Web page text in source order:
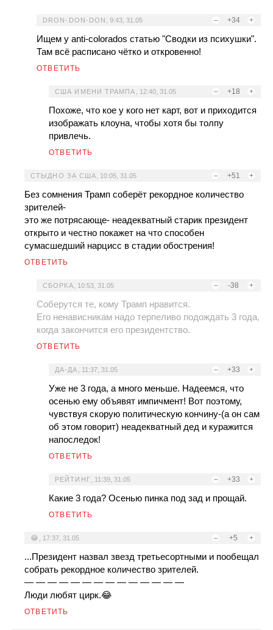
– +34 +
DRON-DON-DON ,9:43, 31.05
Ищем у anti-colorados статью "Сводки из психушки".
Там всё расписано чётко и откровенно!
ОТВЕТИТЬ
– +18 +
США ИМЕНИ ТРАМПА 12:40, 31.05
Похоже, что кое у кого нет карт, вот и приходится
изображать клоуна, чтобы хотя бы толпу
привлечь.
ОТВЕТИТЬ
– +51 +
СТЫДНО ЗА США 10:05, 31.05
Без сомнения Трамп соберёт рекордное количество
зрителей-
это же потрясающе- неадекватный старик президент
открыто и честно покажет на что способен
сумасшедший нарцисс в стадии обострения!
ОТВЕТИТЬ
– -38 +
СБОРКА 10:53, 31.05
Соберутся те, кому Трамп нравится.
Его ненависникам надо терпеливо подождать 3 года,
когда закончится его президентство.
ОТВЕТИТЬ
– +33 +
ДА-ДА 11:37, 31.05
Уже не 3 года, а много меньше. Надеемся, что
осенью ему объявят импичмент! Вот поэтому,
чувствуя скорую политическую кончину-(а он сам
об этом говорит) неадекватный дед и куражится
напоследок!
ОТВЕТИТЬ
– +33 +
РЕЙТИНГ 11:39, 31.05
Какие 3 года? Осенью пинка под зад и прощай.
ОТВЕТИТЬ
– +5 +
😂 17:37, 31.05
...Президент назвал звезд третьесортными и пообещал
собрать рекордное количество зрителей.
— — — — — — — — — — — — — —
Люди любят цирк.😂
ОТВЕТИТЬ